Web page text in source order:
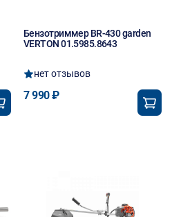
Бензотриммер BR-430 garden
VERTON 01.5985.8643
нет отзывов
7 990 ₽